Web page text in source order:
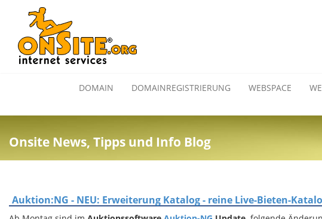
DOMAIN DOMAINREGISTRIERUNG WEBSPACE
Onsite News, Tipps und Info Blog
Auktion:NG - NEU: Erweiterung Katalog - reine Live-Bieten-